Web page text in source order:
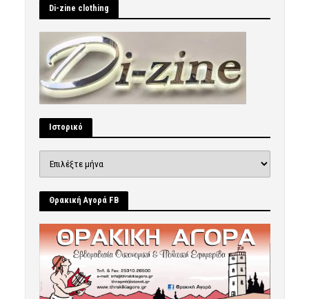
Di-zine clothing
Ιστορικό
Θρακική Αγορά FB